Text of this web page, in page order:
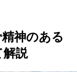
神のある
解説